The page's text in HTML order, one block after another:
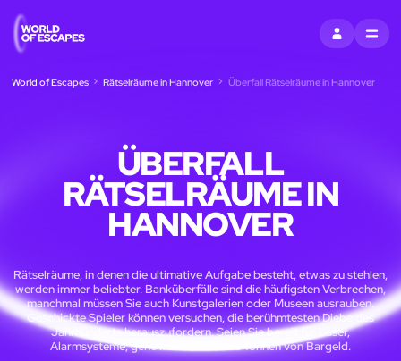
EINTRAGEN
MENU
World of Escapes Rätselräume in Hannover Überfall Rätselräume in Hannover
ÜBERFALL
RÄTSELRÄUME IN
HANNOVER
Rätselräume, in denen die ultimative Aufgabe besteht, etwas zu stehlen,
werden immer beliebter. Banküberfälle sind die häufigsten Verbrechen,
manchmal müssen Sie auch Kunstgalerien oder Museen ausrauben.
Geschickte Spieler können versuchen, die berühmtesten Diebe des
Jahrhunderts herauszufordern. Seien Sie bereit für Laser,
Alarmsysteme, geheime Tresore und Tonnen von Bargeld.